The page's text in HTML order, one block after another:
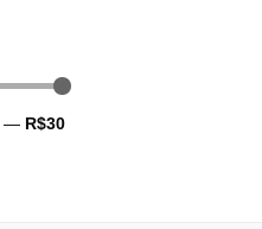
— R$30